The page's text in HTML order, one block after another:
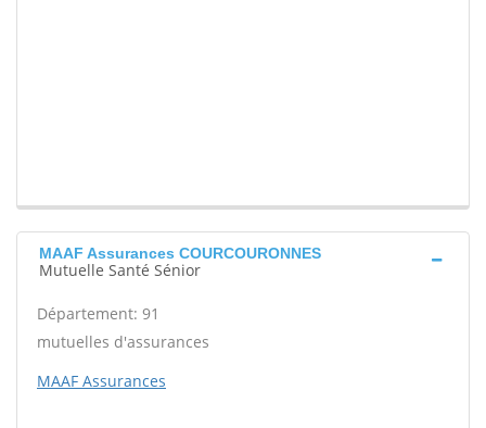
MAAF Assurances COURCOURONNES
Mutuelle Santé Sénior
Département: 91
mutuelles d'assurances
MAAF Assurances